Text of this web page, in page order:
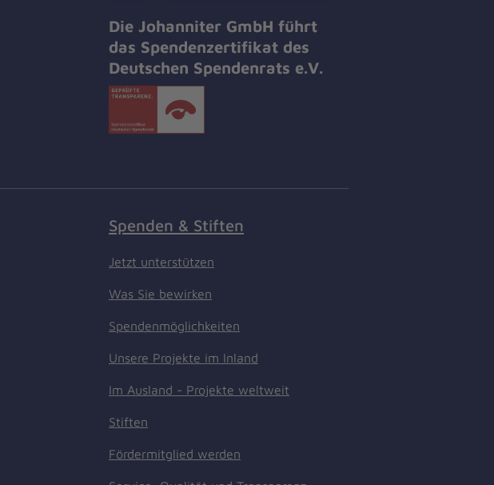
Die Johanniter GmbH führt
das Spendenzertifikat des
Deutschen Spendenrats e.V.
Spenden & Stiften
Jetzt unterstützen
Was Sie bewirken
Spendenmöglichkeiten
Unsere Projekte im Inland
Im Ausland - Projekte weltweit
Stiften
Fördermitglied werden